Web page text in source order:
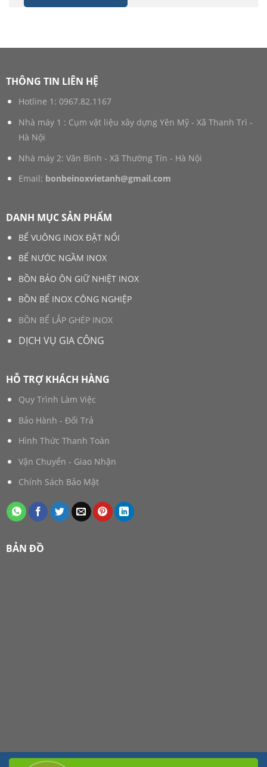
THÔNG TIN LIÊN HỆ
Hotline 1: 0967.82.1167
Nhà máy 1 : Cụm vật liệu xây dựng Yên Mỹ - Xã Thanh Trì -
Hà Nội
Nhà máy 2: Văn Bình - Xã Thường Tín - Hà Nội
Email: bonbeinoxvietanh@gmail.com
DANH MỤC SẢN PHẨM
BỂ VUÔNG INOX ĐẶT NỔI
BỂ NƯỚC NGẦM INOX
BỒN BẢO ÔN GIỮ NHIỆT INOX
BỒN BỂ INOX CÔNG NGHIỆP
BỒN BỂ LẮP GHÉP INOX
DỊCH VỤ GIA CÔNG
HỖ TRỢ KHÁCH HÀNG
Quy Trình Làm Việc
Bảo Hành - Đổi Trả
Hình Thức Thanh Toán
Vận Chuyển - Giao Nhận
Chính Sách Bảo Mật
BẢN ĐỒ